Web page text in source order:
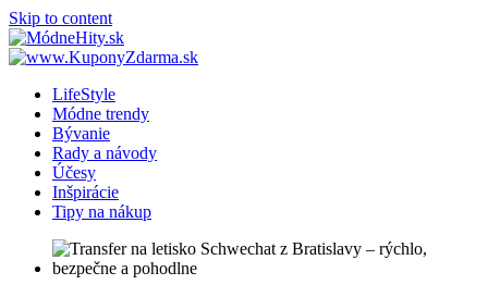
Skip to content
LifeStyle
Módne trendy
Bývanie
Rady a návody
Účesy
Inšpirácie
Tipy na nákup